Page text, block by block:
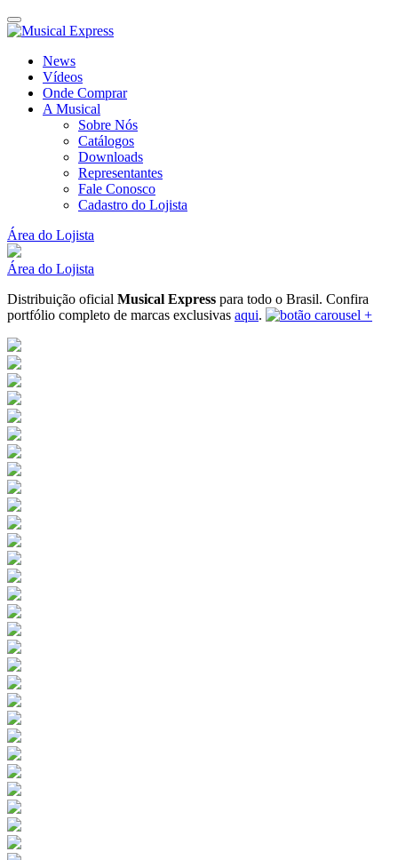
News
Vídeos
Onde Comprar
A Musical
Sobre Nós
Catálogos
Downloads
Representantes
Fale Conosco
Cadastro do Lojista
Área do Lojista
Área do Lojista
Distribuição oficial Musical Express para todo o Brasil. Confira
portfólio completo de marcas exclusivas aqui.